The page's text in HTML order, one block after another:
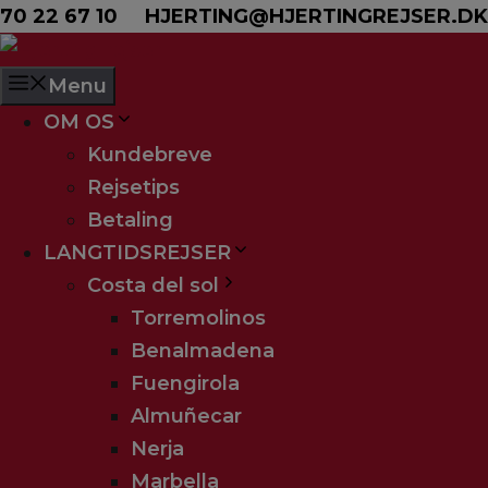
Hop til indhold
70 22 67 10 HJERTING@HJERTINGREJSER.DK
Menu
OM OS
Kundebreve
Rejsetips
Betaling
LANGTIDSREJSER
Costa del sol
Torremolinos
Benalmadena
Fuengirola
Almuñecar
Nerja
Marbella
Relaxia Olivina